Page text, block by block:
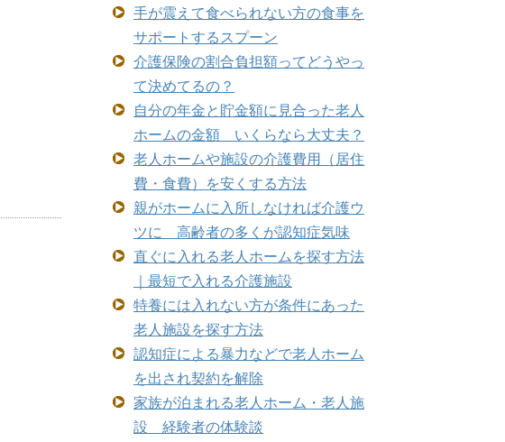
手が震えて食べられない方の食事を
サポートするスプーン
介護保険の割合負担額ってどうやっ
て決めてるの？
自分の年金と貯金額に見合った老人
ホームの金額 いくらなら大丈夫？
老人ホームや施設の介護費用（居住
費・食費）を安くする方法
親がホームに入所しなければ介護ウ
ツに 高齢者の多くが認知症気味
直ぐに入れる老人ホームを探す方法
｜最短で入れる介護施設
特養には入れない方が条件にあった
老人施設を探す方法
認知症による暴力などで老人ホーム
を出され契約を解除
家族が泊まれる老人ホーム・老人施
設 経験者の体験談